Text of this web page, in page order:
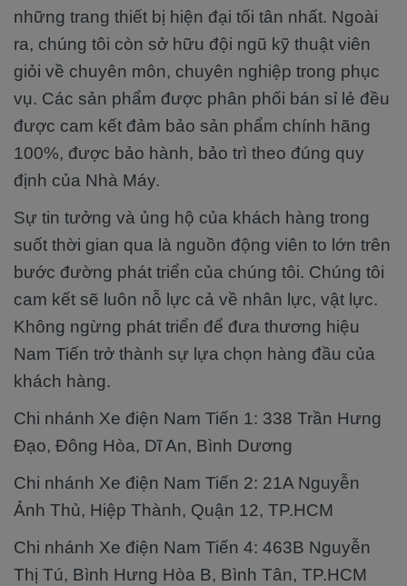
những trang thiết bị hiện đại tối tân nhất. Ngoài
ra, chúng tôi còn sở hữu đội ngũ kỹ thuật viên
giỏi về chuyên môn, chuyên nghiệp trong phục
vụ. Các sản phẩm được phân phối bán sỉ lẻ đều
được cam kết đảm bảo sản phẩm chính hãng
100%, được bảo hành, bảo trì theo đúng quy
định của Nhà Máy.
Sự tin tưởng và ủng hộ của khách hàng trong
suốt thời gian qua là nguồn động viên to lớn trên
bước đường phát triển của chúng tôi. Chúng tôi
cam kết sẽ luôn nỗ lực cả về nhân lực, vật lực.
Không ngừng phát triển để đưa thương hiệu
Nam Tiến trở thành sự lựa chọn hàng đầu của
khách hàng.
Chi nhánh Xe điện Nam Tiến 1: 338 Trần Hưng
Đạo, Đông Hòa, Dĩ An, Bình Dương
Chi nhánh Xe điện Nam Tiến 2: 21A Nguyễn
Ảnh Thủ, Hiệp Thành, Quận 12, TP.HCM
Chi nhánh Xe điện Nam Tiến 4: 463B Nguyễn
Thị Tú, Bình Hưng Hòa B, Bình Tân, TP.HCM